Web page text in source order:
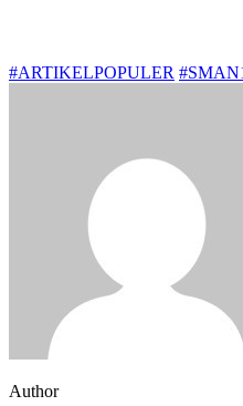
#ARTIKELPOPULER
Author